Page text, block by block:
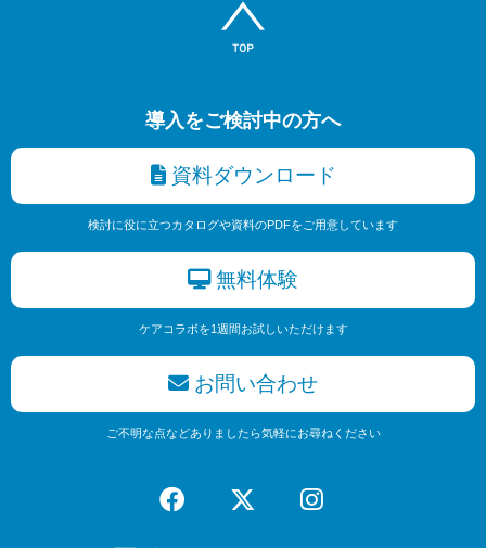
導入をご検討中の方へ
資料ダウンロード
検討に役に立つカタログや資料のPDFをご用意しています
無料体験
ケアコラボを1週間お試しいただけます
お問い合わせ
ご不明な点などありましたら気軽にお尋ねください